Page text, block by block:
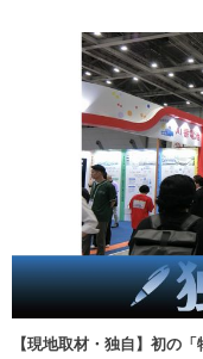
【現地取材・独自】初の